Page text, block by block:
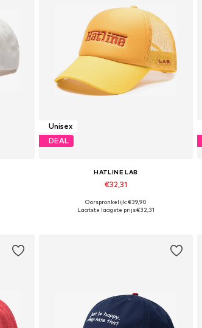
Unisex
DEAL
HATLINE LAB
€32,31
Beschikbare maten: 55-60
Oorspronkelijk: €39,90
Laatste laagste prijs:€32,31